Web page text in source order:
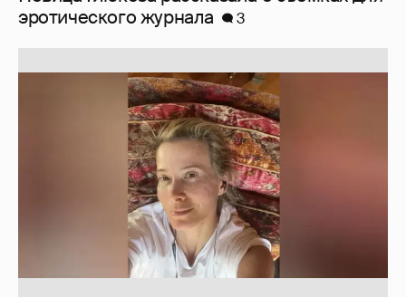
Певица Глюкоза рассказала о съёмках для
эротического журнала
3